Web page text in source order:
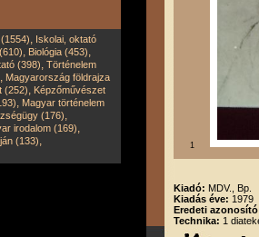
, Iskolai, oktató
, Biológia (453),
(398), Történelem
, Magyarország földrajza
(252), Képzőművészet
, Magyar történelem
(176),
irodalom (169),
(133), 1
Kiadó: MDV., Bp.
Kiadás éve: 1979
Eredeti
Technika: 1